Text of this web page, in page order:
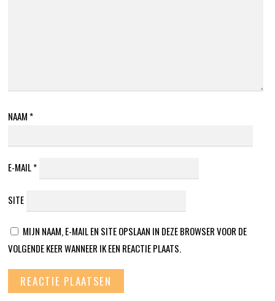
NAAM *
E-MAIL*
SITE
MIJN NAAM, E-MAIL EN SITE OPSLAAN IN DEZE BROWSER VOOR DE
VOLGENDE KEER WANNEER IK EEN REACTIE PLAATS.